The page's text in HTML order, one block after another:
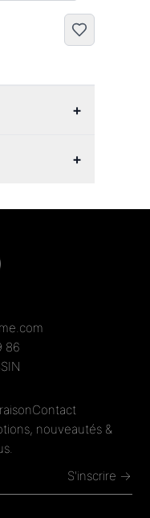
+
+
86
Contact
nouveautés &
S'inscrire →